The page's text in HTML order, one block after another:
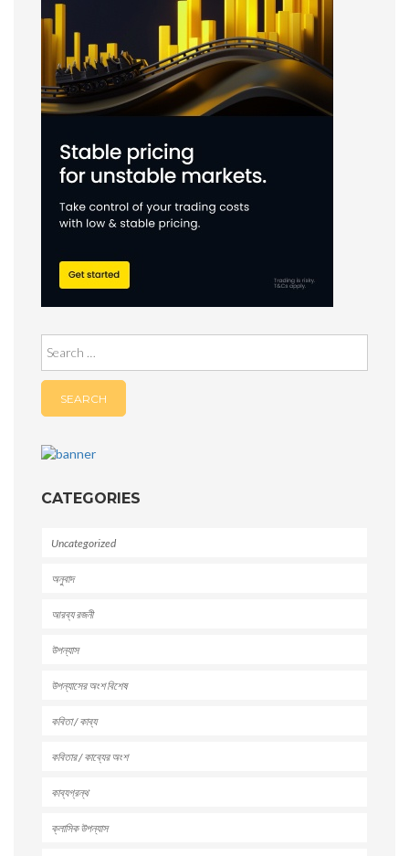
for:
CATEGORIES
Uncategorized
অনুবাদ
আরব্য রজনী
উপন্যাস
উপন্যাসের অংশ বিশেষ
কবিতা / কাব্য
কবিতার / কাব্যের অংশ
কাব্যগ্রন্থ
ক্লাসিক উপন্যাস